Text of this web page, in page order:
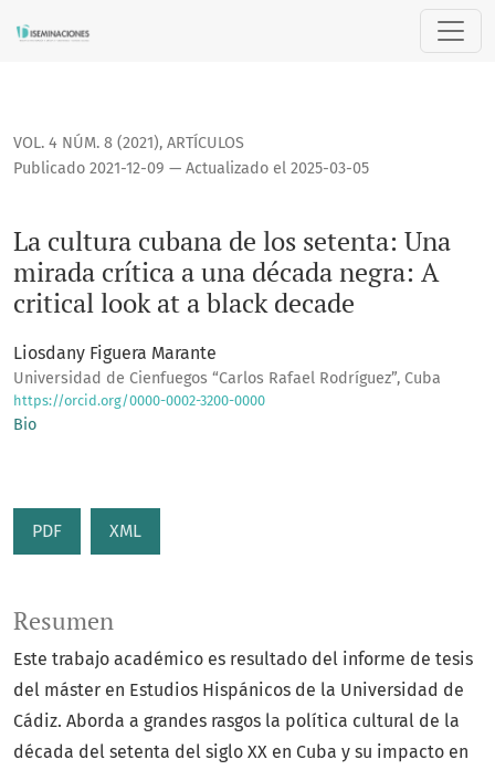
La cultura cubana de los setenta: Una mirada crítica a
VOL. 4 NÚM. 8 (2021), ARTÍCULOS
La cultura cubana de los setenta: Una
mirada crítica a una década negra: A
critical look at a black decade
Publicado 2021-12-09 — Actualizado el 2025-03-05
Liosdany Figuera Marante
Universidad de Cienfuegos “Carlos Rafael Rodríguez”, Cuba
https://orcid.org/0000-0002-3200-0000
Bio
PDF XML
Resumen
Este trabajo académico es resultado del informe de tesis
del máster en Estudios Hispánicos de la Universidad de
Cádiz. Aborda a grandes rasgos la política cultural de la
década del setenta del siglo XX en Cuba y su impacto en